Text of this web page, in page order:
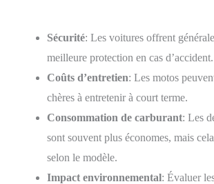
Sécurité: Les voitures offrent
meilleure protection en cas d’accident.
Coûts d’entretien: Les motos
chères à entretenir à court terme.
Consommation de carburant: Les
sont souvent plus économes, mais
selon le modèle.
Impact environnemental: Évaluer